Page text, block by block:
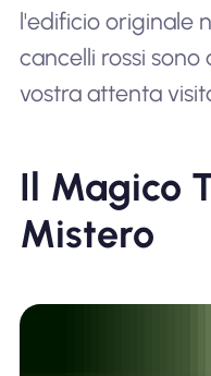
l'edificio originale
cancelli rossi sono
vostra attenta
Il Magico
Mistero